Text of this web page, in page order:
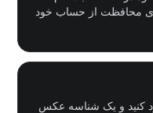
محافظت از حساب خود
کنید و یک شناسه عکس